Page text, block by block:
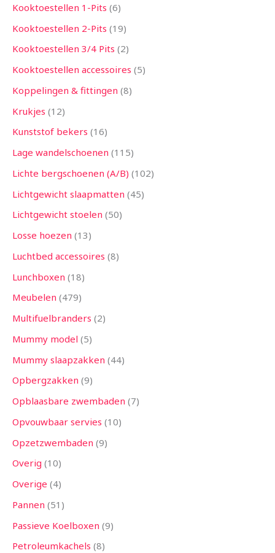
Kooktoestellen 1-Pits 6
Kooktoestellen 2-Pits 19
Kooktoestellen 3/4 Pits 2
Kooktoestellen accessoires 5
Koppelingen & fittingen 8
Krukjes 12
Kunststof bekers 16
Lage wandelschoenen 115
Lichte bergschoenen (A/B) 102
Lichtgewicht slaapmatten 45
Lichtgewicht stoelen 50
Losse hoezen 13
Luchtbed accessoires 8
Lunchboxen 18
Meubelen 479
Multifuelbranders 2
Mummy model 5
Mummy slaapzakken 44
Opbergzakken 9
Opblaasbare zwembaden 7
Opvouwbaar servies 10
Opzetzwembaden 9
Overig 10
Overige 4
Pannen 51
Passieve Koelboxen 9
Petroleumkachels 8